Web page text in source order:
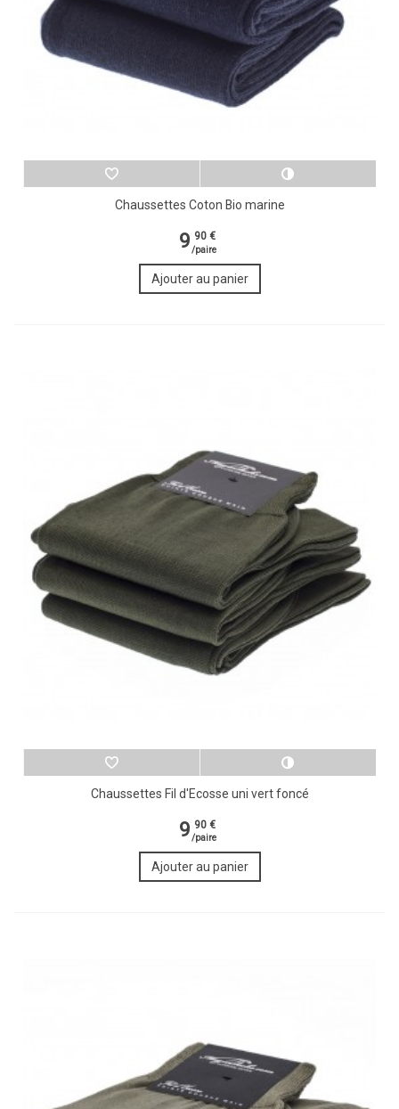
Chaussettes Coton Bio marine
9 90 €
/paire
Chaussettes Fil d'Ecosse uni vert foncé
9 90 €
/paire